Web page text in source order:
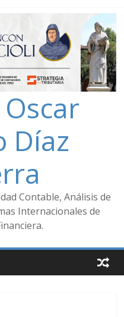
Díaz
Contable, Análisis de
Internacionales de